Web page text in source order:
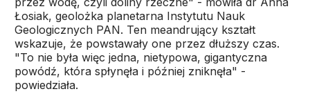
Łosiak, geolożka planetarna Instytutu Nauk
Geologicznych PAN. Ten meandrujący kształt
wskazuje, że powstawały one przez dłuższy czas.
"To nie była więc jedna, nietypowa, gigantyczna
powódź, która spłynęła i później zniknęła" -
powiedziała.